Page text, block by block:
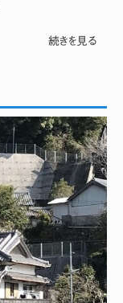
続きを見る